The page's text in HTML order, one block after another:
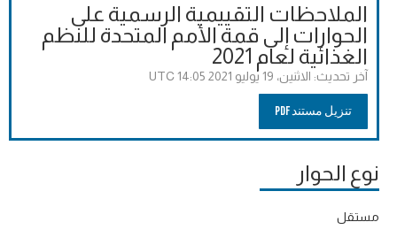
الملاحظات التقييمية الرسمية على
الحوارات إلى قمة الأمم المتحدة للنظم
الغذائية لعام 2021
آخر تحديث: الاثنين، 19 يوليو 2021 14:05 UTC
تنزيل مستند PDF
نوع الحوار
مستقل